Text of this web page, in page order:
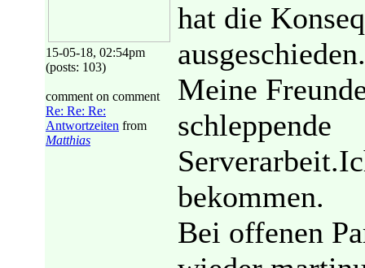
15-05-18, 02:54pm
(posts: 103)
comment on comment
Re: Re: Re:
Antwortzeiten from
Matthias
hat die
ausgeschieden.
Meine
schleppende
bekommen.
Bei offenen